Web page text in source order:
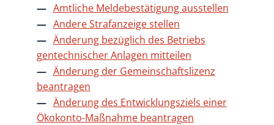
Amtliche Meldebestätigung ausstellen
Andere Strafanzeige stellen
Änderung bezüglich des Betriebs
gentechnischer Anlagen mitteilen
Änderung der Gemeinschaftslizenz
beantragen
Änderung des Entwicklungsziels einer
Ökokonto-Maßnahme beantragen